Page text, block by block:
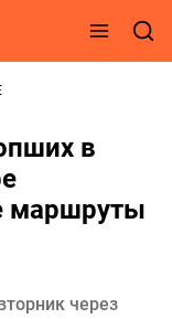
в
маршруты
через